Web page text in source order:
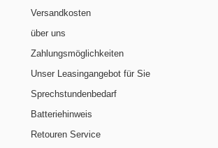
Versandkosten
über uns
Zahlungsmöglichkeiten
Unser Leasingangebot für Sie
Sprechstundenbedarf
Batteriehinweis
Retouren Service